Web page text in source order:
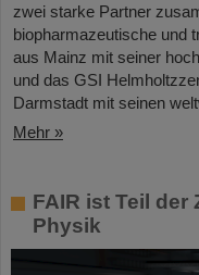
zwei starke Partner
biopharmazeutische und
aus Mainz mit seiner
und das GSI
Darmstadt mit seinen
Mehr »
FAIR ist Teil
Physik